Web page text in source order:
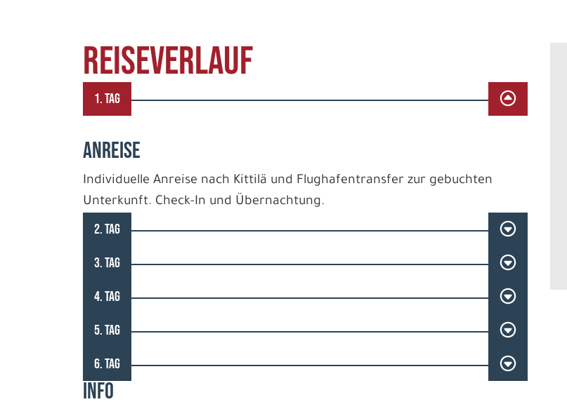
REISEVERLAUF
1. TAG
ANREISE
Individuelle Anreise nach Kittilä und Flughafentransfer zur gebuchten
Unterkunft. Check-In und Übernachtung.
2. TAG
3. TAG
4. TAG
5. TAG
6. TAG
INFO